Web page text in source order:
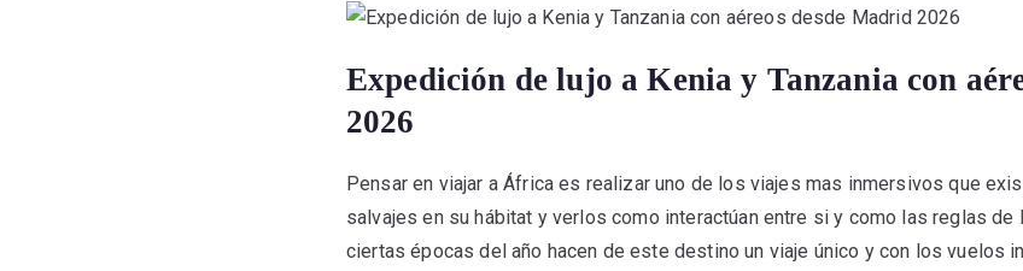
Expedición de lujo a Kenia y Tanzania con
2026
Pensar en viajar a África es realizar uno de los viajes mas inmersivos que
salvajes en su hábitat y verlos como interactúan entre si y como las reglas de
ciertas épocas del año hacen de este destino un viaje único y con los vuelos